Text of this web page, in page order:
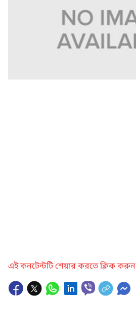
এই কনটেন্টটি শেয়ার করতে ক্লিক করুন